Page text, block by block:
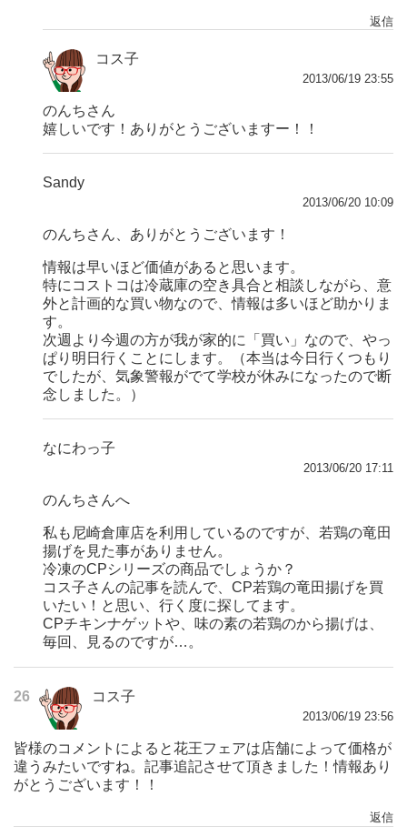
返信
コス子
2013/06/19 23:55
のんちさん
嬉しいです！ありがとうございますー！！
Sandy
2013/06/20 10:09
のんちさん、ありがとうございます！
情報は早いほど価値があると思います。
特にコストコは冷蔵庫の空き具合と相談しながら、意
外と計画的な買い物なので、情報は多いほど助かりま
す。
次週より今週の方が我が家的に「買い」なので、やっ
ぱり明日行くことにします。（本当は今日行くつもり
でしたが、気象警報がでて学校が休みになったので断
念しました。）
なにわっ子
2013/06/20 17:11
のんちさんへ
私も尼崎倉庫店を利用しているのですが、若鶏の竜田
揚げを見た事がありません。
冷凍のCPシリーズの商品でしょうか？
コス子さんの記事を読んで、CP若鶏の竜田揚げを買
いたい！と思い、行く度に探してます。
CPチキンナゲットや、味の素の若鶏のから揚げは、
毎回、見るのですが…。
26 コス子
2013/06/19 23:56
皆様のコメントによると花王フェアは店舗によって価格が
違うみたいですね。記事追記させて頂きました！情報あり
がとうございます！！
返信